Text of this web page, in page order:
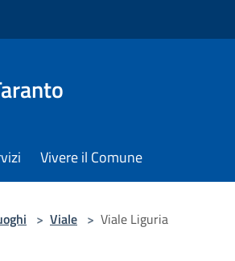
Vivere il Comune
> Viale > Viale Liguria